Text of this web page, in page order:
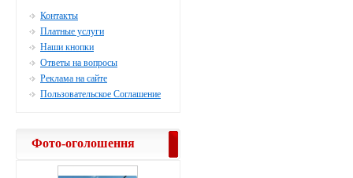
Контакты
Платные услуги
Наши кнопки
Ответы на вопросы
Реклама на сайте
Пользовательское Соглашение
Фото-оголошення